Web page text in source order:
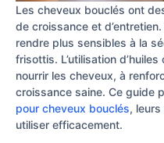
Les cheveux bouclés ont
de croissance et
rendre plus sensibles à la
frisottis. L’utilisation
nourrir les cheveux, à
croissance saine. Ce guide
pour cheveux bouclés,
utiliser efficacement.